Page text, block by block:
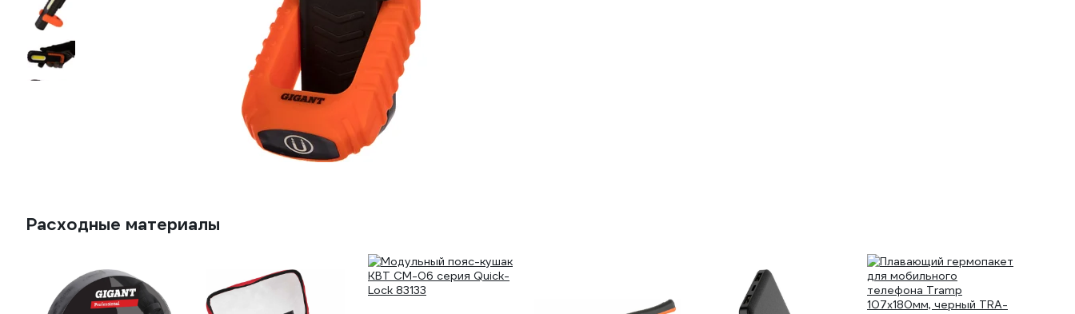
Расходные материалы